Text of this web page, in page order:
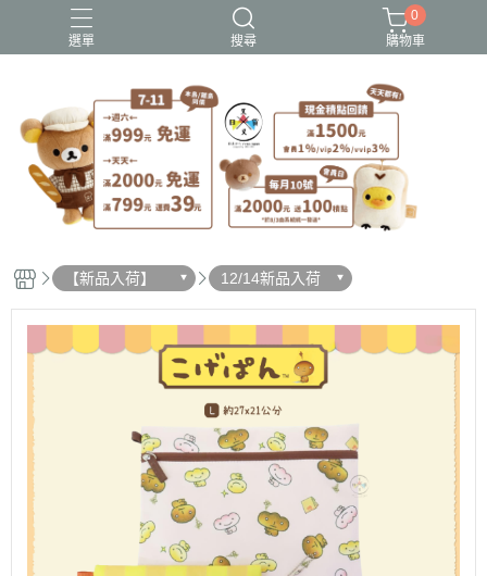
選單 搜尋
史努比歐拉夫 吉伊卡哇 憂傷馬戲團
拉拉熊
迪士尼-玩具總動員
0
購物車
【新品入荷】 12/14新品入荷